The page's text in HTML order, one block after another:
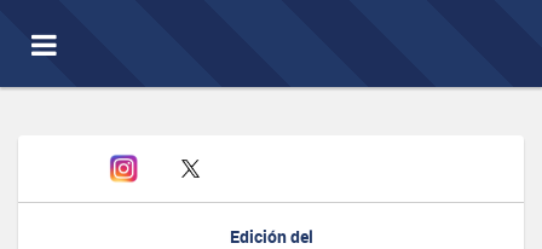
Toggle
navigation
Edición del